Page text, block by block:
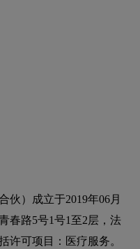
伙）成立于2019年06月
春路5号1号1至2层，法
许可项目：医疗服务。